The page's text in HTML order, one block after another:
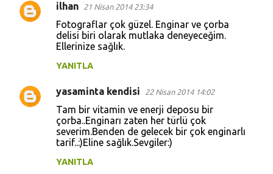
ilhan 21 Nisan 2014 23:34
Fotograflar çok güzel. Enginar ve çorba
delisi biri olarak mutlaka deneyeceğim.
Ellerinize sağlık.
YANITLA
yasaminta kendisi 22 Nisan 2014 14:02
Tam bir vitamin ve enerji deposu bir
çorba..Enginarı zaten her türlü çok
severim.Benden de gelecek bir çok enginarlı
tarif..:)Eline sağlık.Sevgiler:)
YANITLA